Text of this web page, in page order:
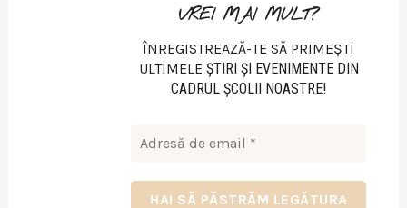
VREI MAI MULT?
ÎNREGISTREAZĂ-TE SĂ PRIMEȘTI
ULTIMELE ŞTIRI ŞI EVENIMENTE DIN
CADRUL ŞCOLII NOASTRE!